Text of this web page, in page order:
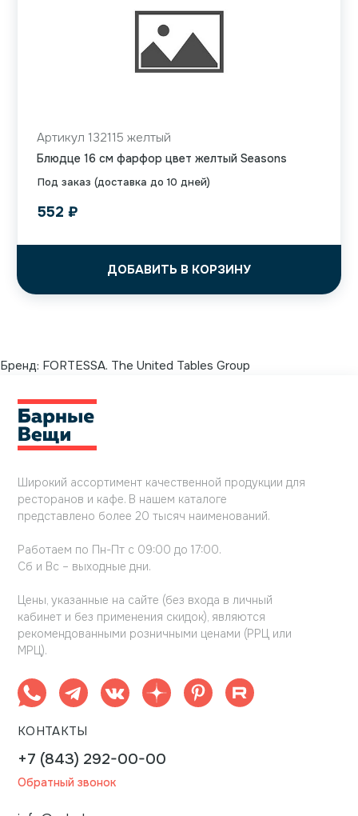
Под заказ (доставка до 10 дней)
Артикул 132115 желтый
Блюдце 16 см фарфор цвет желтый Seasons
552 ₽
ДОБАВИТЬ В КОРЗИНУ
Бренд: FORTESSA. The United Tables Group
Широкий ассортимент качественной продукции для
ресторанов и кафе. В нашем каталоге
представлено более 20 тысяч наименований.
Работаем по Пн-Пт с 09:00 до 17:00.
Сб и Вс – выходные дни.
Цены, указанные на сайте (без входа в личный
кабинет и без применения скидок), являются
рекомендованными розничными ценами (РРЦ или
МРЦ).
КОНТАКТЫ
+7 (843) 292-00-00
Обратный звонок